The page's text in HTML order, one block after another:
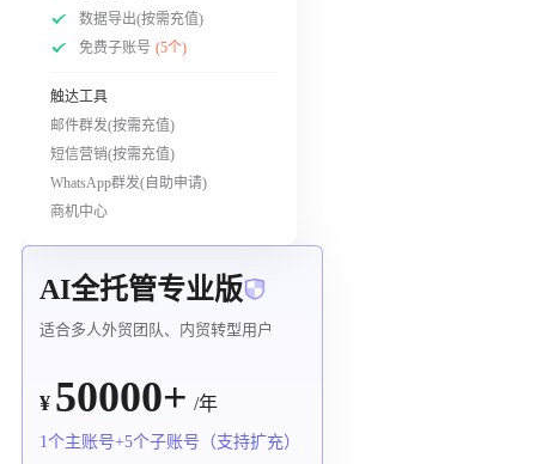
数据导出(按需充值)
免费子账号 (5个)
触达工具
邮件群发(按需充值)
短信营销(按需充值)
WhatsApp群发(自助申请)
商机中心
AI全托管专业版
适合多人外贸团队、内贸转型用户
¥ 50000+ /年
1个主账号+5个子账号（支持扩充）